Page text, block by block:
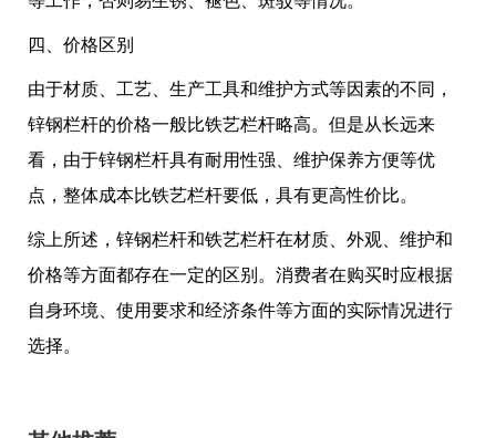
四、价格区别
由于材质、工艺、生产工具和维护方式等因素的不同，
锌钢栏杆的价格一般比铁艺栏杆略高。但是从长远来
看，由于锌钢栏杆具有耐用性强、维护保养方便等优
点，整体成本比铁艺栏杆要低，具有更高性价比。
综上所述，锌钢栏杆和铁艺栏杆在材质、外观、维护和
价格等方面都存在一定的区别。消费者在购买时应根据
自身环境、使用要求和经济条件等方面的实际情况进行
选择。